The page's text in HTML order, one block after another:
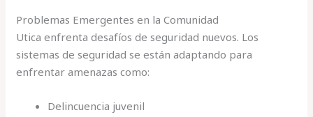
Problemas Emergentes en la Comunidad
Utica enfrenta desafíos de seguridad nuevos. Los
sistemas de seguridad se están adaptando para
enfrentar amenazas como:
Delincuencia juvenil